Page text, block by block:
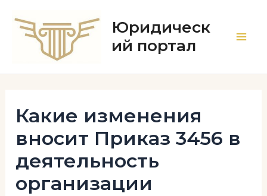
содержимому
Юридическ
ий портал
Какие изменения
вносит Приказ 3456 в
деятельность
организации